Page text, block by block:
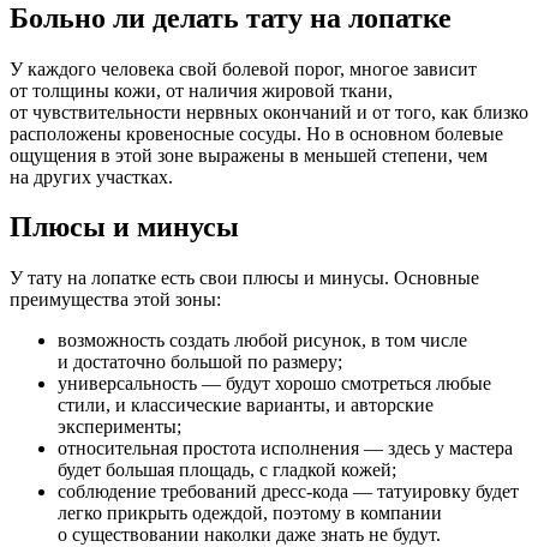
Больно ли делать тату на лопатке
У каждого человека свой болевой порог, многое зависит
от толщины кожи, от наличия жировой ткани,
от чувствительности нервных окончаний и от того, как близко
расположены кровеносные сосуды. Но в основном болевые
ощущения в этой зоне выражены в меньшей степени, чем
на других участках.
Плюсы и минусы
У тату на лопатке есть свои плюсы и минусы. Основные
преимущества этой зоны:
возможность создать любой рисунок, в том числе
и достаточно большой по размеру;
универсальность — будут хорошо смотреться любые
стили, и классические варианты, и авторские
эксперименты;
относительная простота исполнения — здесь у мастера
будет большая площадь, с гладкой кожей;
соблюдение требований дресс-кода — татуировку будет
легко прикрыть одеждой, поэтому в компании
о существовании наколки даже знать не будут.